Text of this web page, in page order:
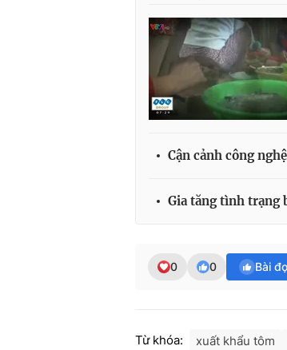
Cận cảnh công
Gia tăng tình trạng
0 0 Bài
Từ khóa: xuất khẩu tôm